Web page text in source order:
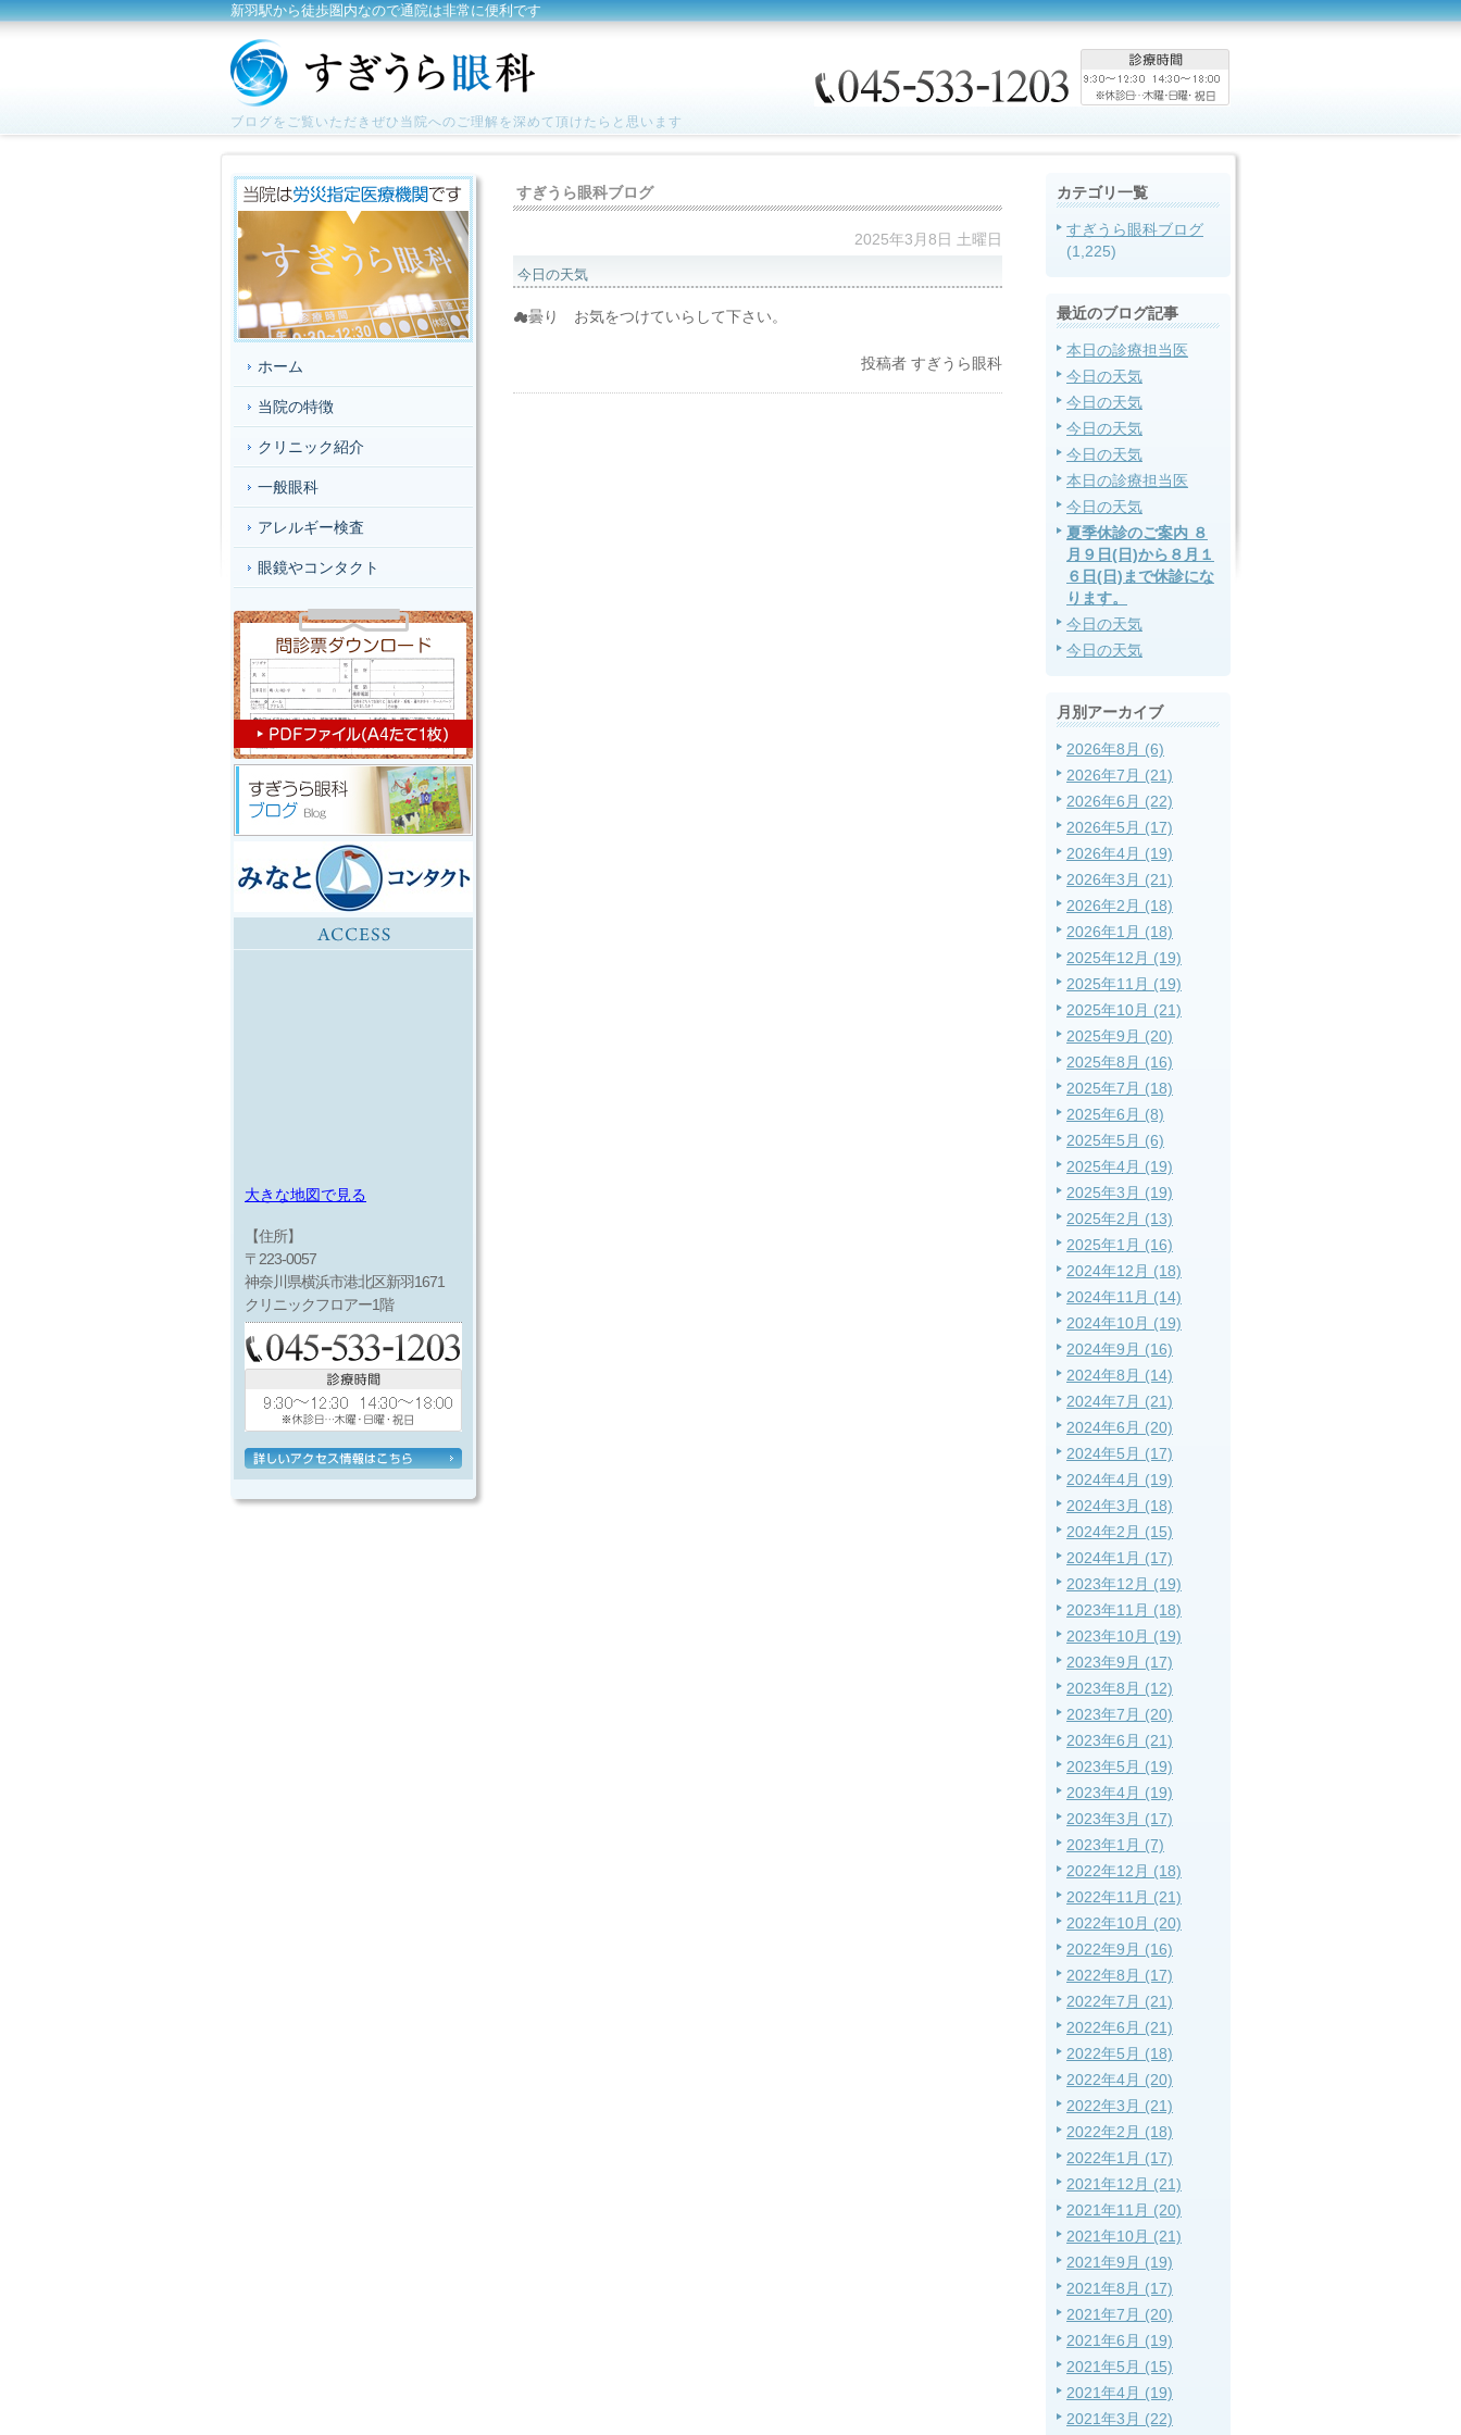
新羽駅から徒歩圏内なので通院は非常に便利です
ブログをご覧いただきぜひ当院へのご理解を深めて頂けたらと思います
すぎうら眼科ブログ
2025年3月8日 土曜日
今日の天気
☁曇り お気をつけていらして下さい。
投稿者 すぎうら眼科
カテゴリ一覧
すぎうら眼科ブログ
(1,225)
最近のブログ記事
本日の診療担当医
今日の天気
今日の天気
今日の天気
今日の天気
本日の診療担当医
今日の天気
夏季休診のご案内 ８
月９日(日)から８月１
６日(日)まで休診にな
ります。
今日の天気
今日の天気
月別アーカイブ
2026年8月 (6)
2026年7月 (21)
2026年6月 (22)
2026年5月 (17)
2026年4月 (19)
2026年3月 (21)
2026年2月 (18)
2026年1月 (18)
2025年12月 (19)
2025年11月 (19)
2025年10月 (21)
2025年9月 (20)
2025年8月 (16)
2025年7月 (18)
2025年6月 (8)
2025年5月 (6)
2025年4月 (19)
2025年3月 (19)
2025年2月 (13)
2025年1月 (16)
2024年12月 (18)
2024年11月 (14)
2024年10月 (19)
2024年9月 (16)
2024年8月 (14)
2024年7月 (21)
2024年6月 (20)
2024年5月 (17)
2024年4月 (19)
2024年3月 (18)
2024年2月 (15)
2024年1月 (17)
2023年12月 (19)
2023年11月 (18)
2023年10月 (19)
2023年9月 (17)
2023年8月 (12)
2023年7月 (20)
2023年6月 (21)
2023年5月 (19)
2023年4月 (19)
2023年3月 (17)
2023年1月 (7)
2022年12月 (18)
2022年11月 (21)
2022年10月 (20)
2022年9月 (16)
2022年8月 (17)
2022年7月 (21)
2022年6月 (21)
2022年5月 (18)
2022年4月 (20)
2022年3月 (21)
2022年2月 (18)
2022年1月 (17)
2021年12月 (21)
2021年11月 (20)
2021年10月 (21)
2021年9月 (19)
2021年8月 (17)
2021年7月 (20)
2021年6月 (19)
2021年5月 (15)
2021年4月 (19)
2021年3月 (22)
ホーム
当院の特徴
クリニック紹介
一般眼科
アレルギー検査
眼鏡やコンタクト
大きな地図で見る
【住所】
〒223-0057
神奈川県横浜市港北区新羽1671
クリニックフロアー1階